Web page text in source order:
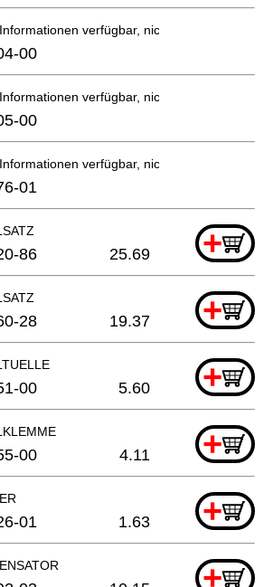
verfügbar, nicht bestellbar
00
verfügbar, nicht bestellbar
00
verfügbar, nicht bestellbar
01
+
86 25.69
+
28 19.37
+
00 5.60
+
00 4.11
+
01 1.63
+